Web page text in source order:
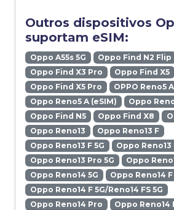
Outros dispositivos
suportam eSIM:
Oppo A55s 5G
Oppo Find N2 Flip
Oppo Find X3 Pro
Oppo Find X5
Oppo Find X5 Pro
OPPO Reno5 A
Oppo Reno5 A (eSIM)
Oppo
Oppo Find N5
Oppo Find X8
Oppo Reno13
Oppo Reno13 F
Oppo Reno13 F 5G
Oppo Reno13
Oppo Reno13 Pro 5G
Oppo
Oppo Reno14 5G
Oppo Reno14 F
Oppo Reno14 F 5G/Reno14 FS 5G
Oppo Reno14 Pro
Oppo Reno14